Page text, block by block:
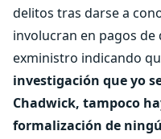
delitos tras darse a
involucran en pagos
exministro indicando
investigación que yo
Chadwick, tampoco
formalización de